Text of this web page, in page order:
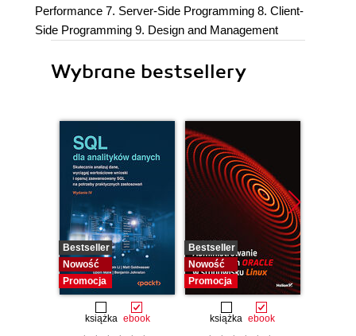
Performance 7. Server-Side Programming 8. Client-
Side Programming 9. Design and Management
Wybrane bestsellery
Bestseller
Nowość
Promocja
książka ebook
Bestseller
Nowość
Promocja
książka ebook